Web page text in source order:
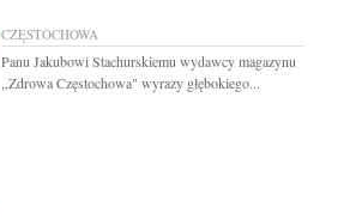
CZĘSTOCHOWA
Panu Jakubowi Stachurskiemu wydawcy magazynu
,,Zdrowa Częstochowa" wyrazy głębokiego...